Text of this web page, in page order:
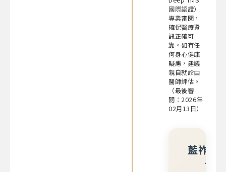
國際認證）
專業審閱，
確保醫療資
訊正確可
靠。如有任
何身心健康
疑慮，建議
親自就診由
醫師評估。
（最後審
閱：2026年
02月13日）
藍祚鴻
長